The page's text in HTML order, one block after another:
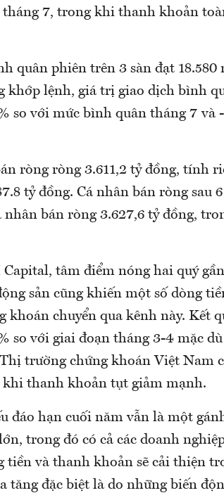
tháng 7, trong khi thanh khoản
quân phiên trên 3 sàn đạt 18.580
khớp lệnh, giá trị giao dịch bình
so với mức bình quân tháng 7 và
ròng ròng 3.611,2 tỷ đồng, tính
tỷ đồng. Cá nhân bán ròng sau
bán ròng 3.627,6 tỷ đồng,
tâm điểm nóng hai quý
sản cũng khiến một số dòng
chuyển qua kênh này. Kết
so với giai đoạn tháng 3-4 mặc
trường chứng khoán Việt Nam
khi thanh khoản tụt giảm mạnh.
đáo hạn cuối năm vẫn là một
trong đó có cả các doanh
tiền và thanh khoản sẽ cải thiện
tăng đặc biệt là do những biến